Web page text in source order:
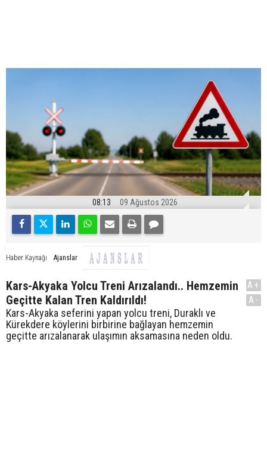
08:13 09 Ağustos 2026
Haber Kaynağı Ajanslar
Kars-Akyaka Yolcu Treni Arızalandı.. Hemzemin
Geçitte Kalan Tren Kaldırıldı!
Kars-Akyaka seferini yapan yolcu treni, Duraklı ve
Kürekdere köylerini birbirine bağlayan hemzemin
geçitte arızalanarak ulaşımın aksamasına neden oldu.
A+
A-